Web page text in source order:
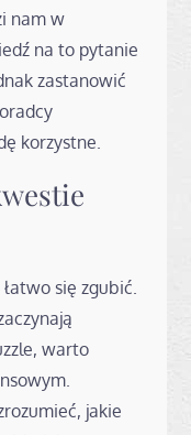
nam w
na to pytanie
zastanowić
korzystne.
się zgubić.
warto
jakie